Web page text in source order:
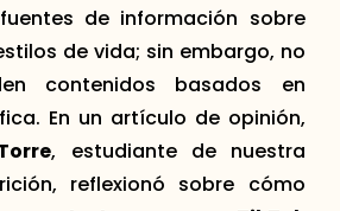
de información sobre
de vida; sin embargo, no
contenidos basados en
En un artículo de opinión,
, estudiante de nuestra
reflexionó sobre cómo